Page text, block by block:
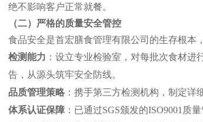
绝不影响客户正常就餐。
（二）严格的质量安全管控
食品安全是首宏膳食管理有限公司的生存根本
检测能力 ：设立专业检验室，对每批次食材
告，从源头筑牢安全防线。
品质管理策略 ：携手第三方检测机构，制定
体系认证保障 ：已通过SGS颁发的ISO9001